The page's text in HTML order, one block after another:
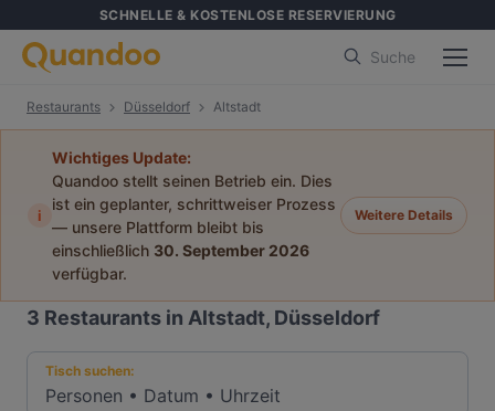
SCHNELLE & KOSTENLOSE RESERVIERUNG
Suche
Restaurants Düsseldorf Altstadt
i
Wichtiges Update:
Quandoo stellt seinen Betrieb ein. Dies
ist ein geplanter, schrittweiser Prozess
— unsere Plattform bleibt bis
einschließlich 30. September 2026
verfügbar.
Weitere Details
3 Restaurants in Altstadt, Düsseldorf
Tisch suchen:
Personen • Datum • Uhrzeit